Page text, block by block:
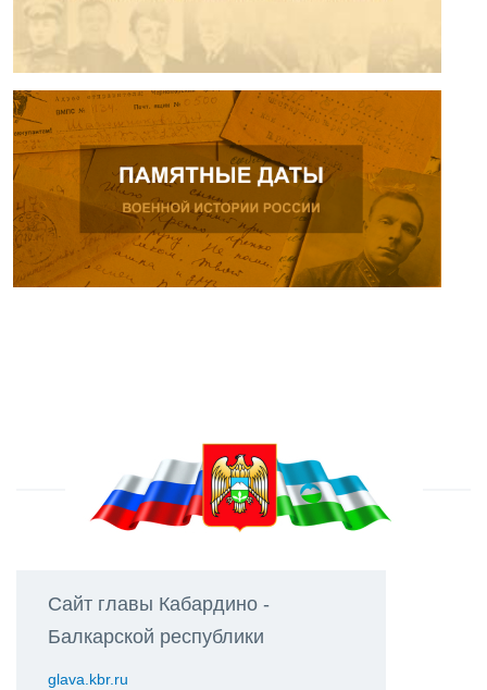
Сайт главы Кабардино -
Балкарской республики
glava.kbr.ru